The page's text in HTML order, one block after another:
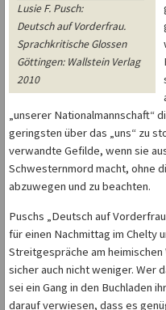
Lusie F. Pusch:
Deutsch auf Vorderfrau.
Sprachkritische Glossen
Göttingen: Wallstein Verlag
2010
„unserer Nationalmannschaft“
geringsten über das „uns“ zu
verwandte Gefilde, wenn sie
Schwesternmord macht, ohne
abzuwegen und zu beachten.
Puschs „Deutsch auf
für einen Nachmittag im Chelty
Streitgespräche am heimischen
sicher auch nicht weniger. Wer
sei ein Gang in den Buchladen
darauf verwiesen, dass es